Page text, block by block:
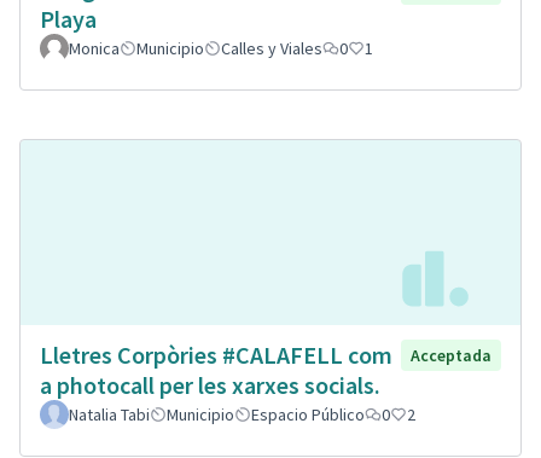
Playa
Monica Municipio Calles y Viales 0 1
Lletres Corpòries #CALAFELL com
a photocall per les xarxes socials.
Acceptada
Natalia Tabi Municipio Espacio Público 0 2